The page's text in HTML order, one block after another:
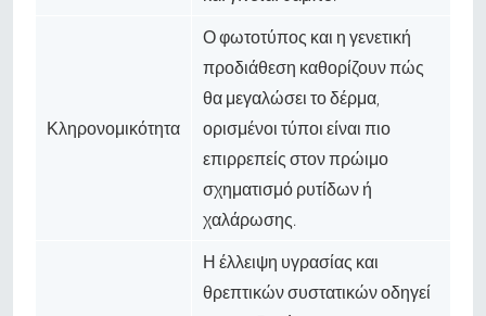
Κληρονομικότητα
Ο φωτοτύπος και η γενετική
προδιάθεση καθορίζουν πώς
θα μεγαλώσει το δέρμα,
ορισμένοι τύποι είναι πιο
επιρρεπείς στον πρώιμο
σχηματισμό ρυτίδων ή
χαλάρωσης.
Η έλλειψη υγρασίας και
θρεπτικών συστατικών οδηγεί